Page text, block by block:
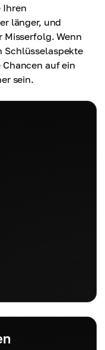
Ihren
länger, und
Misserfolg. Wenn
Schlüsselaspekte
auf ein
sein.